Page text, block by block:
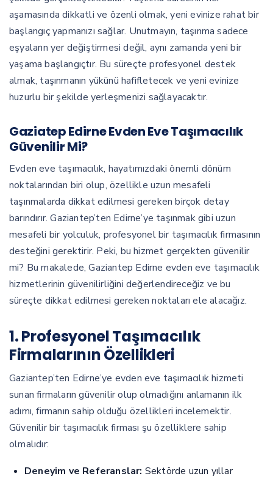
aşamasında dikkatli ve özenli olmak, yeni evinize rahat bir
başlangıç yapmanızı sağlar. Unutmayın, taşınma sadece
eşyaların yer değiştirmesi değil, aynı zamanda yeni bir
yaşama başlangıçtır. Bu süreçte profesyonel destek
almak, taşınmanın yükünü hafifletecek ve yeni evinize
huzurlu bir şekilde yerleşmenizi sağlayacaktır.
Gaziatep Edirne Evden Eve Taşımacılık
Güvenilir Mi?
Evden eve taşımacılık, hayatımızdaki önemli dönüm
noktalarından biri olup, özellikle uzun mesafeli
taşınmalarda dikkat edilmesi gereken birçok detay
barındırır. Gaziantep’ten Edirne’ye taşınmak gibi uzun
mesafeli bir yolculuk, profesyonel bir taşımacılık firmasının
desteğini gerektirir. Peki, bu hizmet gerçekten güvenilir
mi? Bu makalede, Gaziantep Edirne evden eve taşımacılık
hizmetlerinin güvenilirliğini değerlendireceğiz ve bu
süreçte dikkat edilmesi gereken noktaları ele alacağız.
1. Profesyonel Taşımacılık
Firmalarının Özellikleri
Gaziantep’ten Edirne’ye evden eve taşımacılık hizmeti
sunan firmaların güvenilir olup olmadığını anlamanın ilk
adımı, firmanın sahip olduğu özellikleri incelemektir.
Güvenilir bir taşımacılık firması şu özelliklere sahip
olmalıdır:
Deneyim ve Referanslar: Sektörde uzun yıllar